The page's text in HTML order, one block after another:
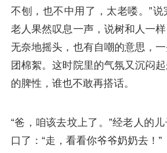
不刨，也不中用了，太老喽。”说
老人果然叹息一声，说树和人一
无奈地摇头，也有自嘲的意思，
团棉絮。这时院里的气氛又沉闷
的脾性，谁也不敢再搭话。
“爸，咱该去坟上了。”经老人的
口了：“走，看看你爷爷奶奶去！”